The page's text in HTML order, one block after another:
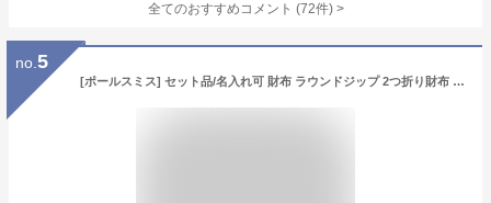
全てのおすすめコメント (72件) >
no. 5
[ポールスミス] セット品/名入れ可 財布 ラウンドジップ 2つ折り財布 ミニ財布 ケアクロス付き ブライトストライププラー 小銭入れ 牛革 革 レザー 名入れ (名入れなし, ブラック)